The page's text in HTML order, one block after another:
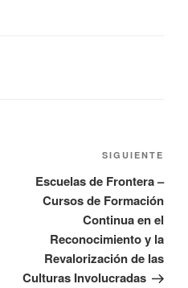
SIGUIENTE
Escuelas de Frontera –
Cursos de Formación
Continua en el
Reconocimiento y la
Revalorización de las
Culturas Involucradas